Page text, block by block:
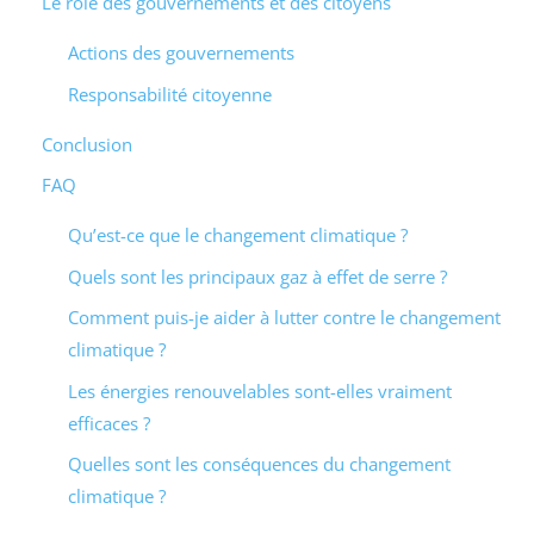
Actions des gouvernements
Responsabilité citoyenne
Conclusion
FAQ
Qu’est-ce que le changement climatique ?
Quels sont les principaux gaz à effet de serre ?
Comment puis-je aider à lutter contre le changement
climatique ?
Les énergies renouvelables sont-elles vraiment
efficaces ?
Quelles sont les conséquences du changement
climatique ?